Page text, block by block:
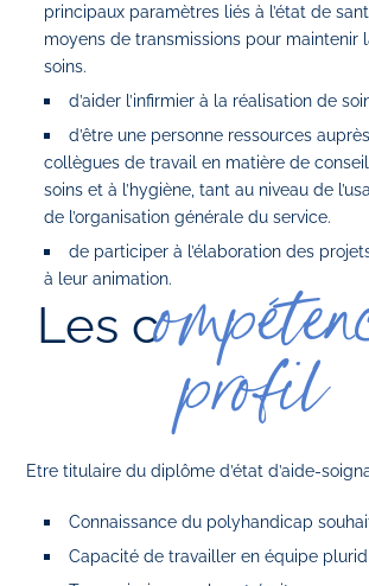
principaux paramètres liés à l’état de
moyens de transmissions pour maintenir
soins.
d’aider l’infirmier à la réalisation de
d’être une personne ressources
collègues de travail en matière de
soins et à l’hygiène, tant au niveau de
de l’organisation générale du service.
de participer à l’élaboration des
à leur animation.
Les c
profil
Etre titulaire du diplôme d’état d’aide-
Connaissance du polyhandicap
Capacité de travailler en équipe